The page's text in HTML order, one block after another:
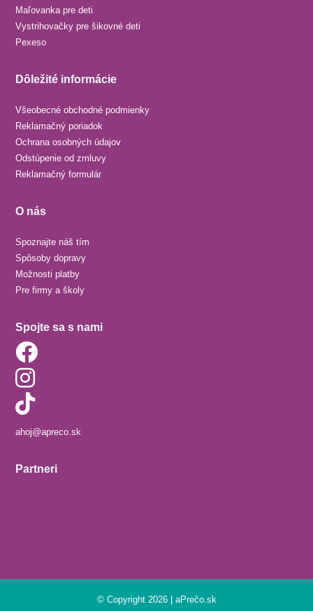
Maľovanka pre deti
Vystrihovačky pre šikovné deti
Pexeso
Dôležité informácie
Všeobecné obchodné podmienky
Reklamačný poriadok
Ochrana osobných údajov
Odstúpenie od zmluvy
Reklamačný formulár
O nás
Spoznajte náš tím
Spôsoby dopravy
Možnosti platby
Pre firmy a školy
Spojte sa s nami
ahoj@apreco.sk
Partneri
© Copyright 2026 | aPrečo.sk